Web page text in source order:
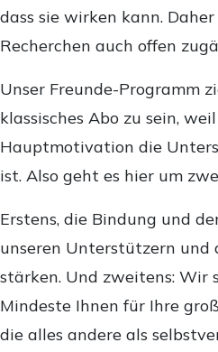
dass sie wirken kann.
Recherchen auch offen
Unser Freunde-Programm
klassisches Abo zu sein,
Hauptmotivation die
ist. Also geht es hier um
Erstens, die Bindung und
unseren Unterstützern und
stärken. Und zweitens: Wir
Mindeste Ihnen für Ihre
die alles andere als